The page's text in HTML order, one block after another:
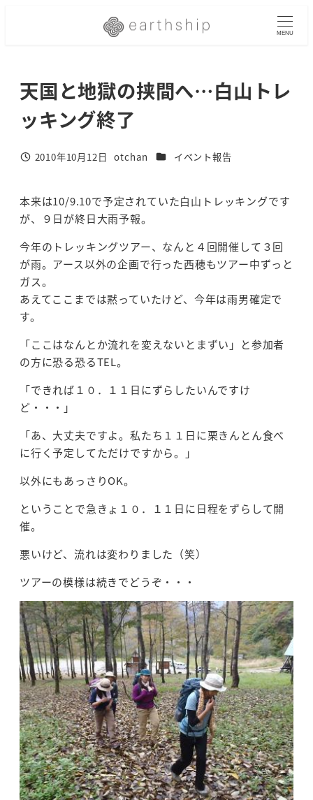
MENU
天国と地獄の挟間へ…白山トレ
ッキング終了
投稿日2010年10月12日
著
otchan カテゴリー
イベント報告
本来は10/9.10で予定されていた白山トレッキングです
が、９日が終日大雨予報。
今年のトレッキングツアー、なんと４回開催して３回
が雨。アース以外の企画で行った西穂もツアー中ずっと
ガス。
あえてここまでは黙っていたけど、今年は雨男確定で
す。
「ここはなんとか流れを変えないとまずい」と参加者
の方に恐る恐るTEL。
「できれば１０．１１日にずらしたいんですけ
ど・・・」
「あ、大丈夫ですよ。私たち１１日に栗きんとん食べ
に行く予定してただけですから。」
以外にもあっさりOK。
ということで急きょ１０．１１日に日程をずらして開
催。
悪いけど、流れは変わりました（笑）
ツアーの模様は続きでどうぞ・・・